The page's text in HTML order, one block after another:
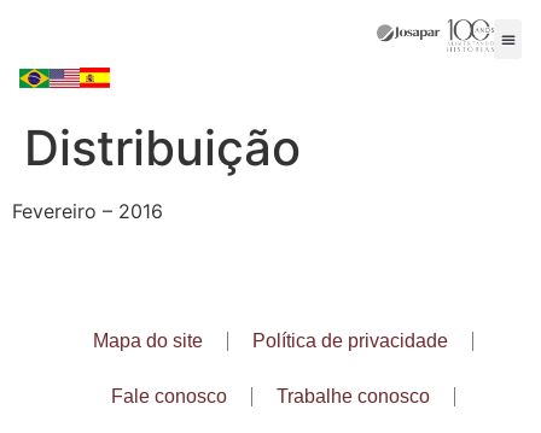
Distribuição
Fevereiro – 2016
Mapa do site Política de privacidade
Fale conosco Trabalhe conosco